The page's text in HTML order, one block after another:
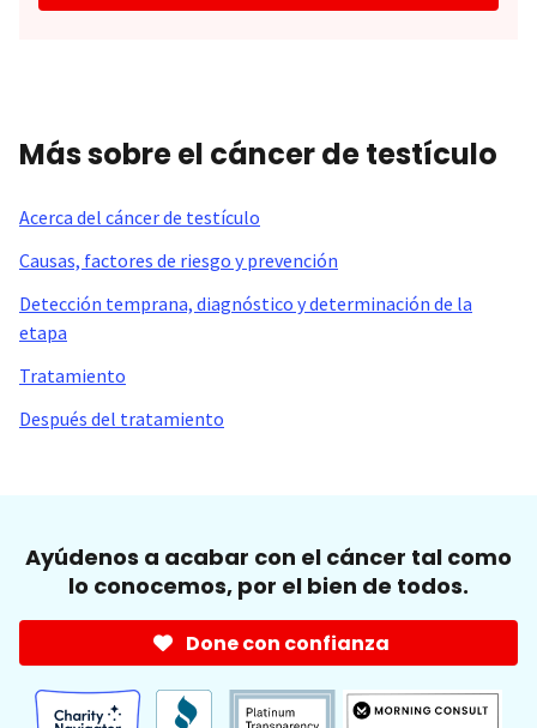
Más sobre el cáncer de testículo
Acerca del cáncer de testículo
Causas, factores de riesgo y prevención
Detección temprana, diagnóstico y determinación de la
etapa
Tratamiento
Después del tratamiento
Ayúdenos a acabar con el cáncer tal como
lo conocemos, por el bien de todos.
Done con confianza